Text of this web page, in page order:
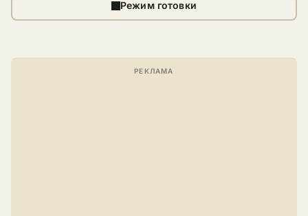
Режим готовки